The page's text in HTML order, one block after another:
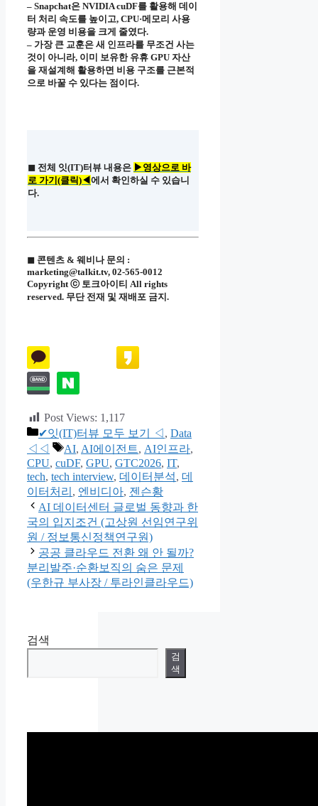
– Snapchat은 NVIDIA cuDF를 활용해 데이
터 처리 속도를 높이고, CPU·메모리 사용
량과 운영 비용을 크게 줄였다.
– 가장 큰 교훈은 새 인프라를 무조건 사는
것이 아니라, 이미 보유한 유휴 GPU 자산
을 재설계해 활용하면 비용 구조를 근본적
으로 바꿀 수 있다는 점이다.
◼ 전체 잇(IT)터뷰 내용은 ▶영상으로 바
로 가기(클릭)◀ 에서 확인하실 수 있습니
다.
◼ 콘텐츠 & 웨비나 문의 :
marketing@talkit.tv, 02-565-0012
Copyright ⓒ 토크아이티 All rights
reserved. 무단 전재 및 재배포 금지.
Post Views: 1,117
카
테
고
리
✔잇(IT)터뷰 모두 보기 ◁ , Data
◁◁
태
그
AI, AI에이전트, AI인프라,
CPU, cuDF, GPU, GTC2026, IT,
tech, tech interview, 데이터분석, 데
이터처리 , 엔비디아, 젠슨황
AI 데이터센터 글로벌 동향과 한
국의 입지조건 (고상원 선임연구위
원 / 정보통신정책연구원)
공공 클라우드 전환 왜 안 될까?
분리발주·순환보직의 숨은 문제
(우한규 부사장 / 투라인클라우드)
검색
검
색